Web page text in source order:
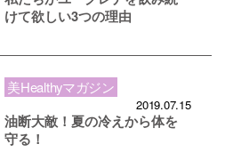
けて欲しい3つの理由
美Healthyマガジン
2019.07.15
油断大敵！夏の冷えから体を
守る！